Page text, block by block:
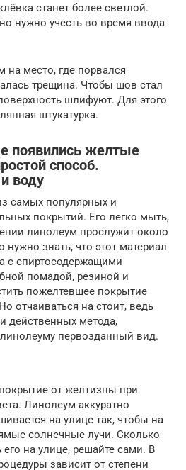
станет более светлой.
нужно учесть во время ввода
на место, где порвался
трещина. Чтобы шов стал
шлифуют. Для этого
штукатурка.
появились желтые
способ.
воду
самых популярных и
покрытий. Его легко мыть,
линолеум прослужит около
нужно знать, что этот материал
с спиртосодержащими
помадой, резиной и
пожелтевшее покрытие
отчаиваться на стоит, ведь
действенных метода,
первозданный вид.
от желтизны при
Линолеум аккуратно
на улице так, чтобы на
солнечные лучи. Сколько
на улице, решайте сами. В
зависит от степени